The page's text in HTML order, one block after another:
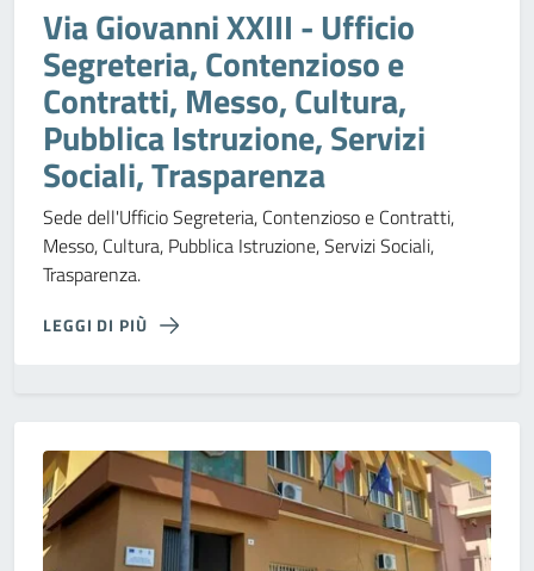
Via Giovanni XXIII - Ufficio
Segreteria, Contenzioso e
Contratti, Messo, Cultura,
Pubblica Istruzione, Servizi
Sociali, Trasparenza
Sede dell'Ufficio Segreteria, Contenzioso e Contratti,
Messo, Cultura, Pubblica Istruzione, Servizi Sociali,
Trasparenza.
LEGGI DI PIÙ